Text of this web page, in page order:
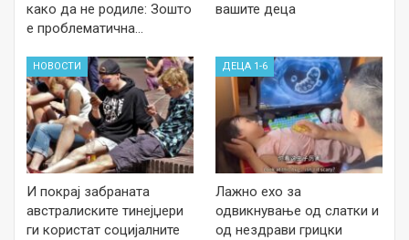
како да не родиле: Зошто
е проблематична…
вашите деца
НОВОСТИ
И покрај забраната
австралиските тинејџери
ги користат социјалните
ДЕЦА 1-6
Лажно ехо за
одвикнување од слатки и
од нездрави грицки